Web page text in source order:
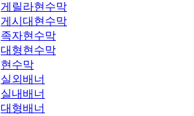
게릴라현수막
게시대현수막
족자현수막
대형현수막
현수막
실외배너
실내배너
대형배너